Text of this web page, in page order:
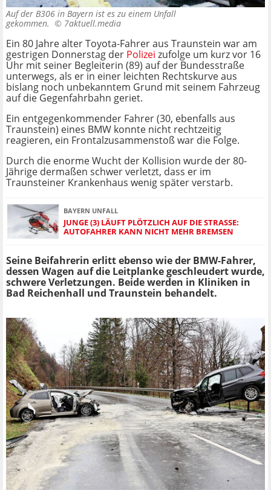
Auf der B306 in Bayern ist es zu einem Unfall
gekommen. © 7aktuell.media
Ein 80 Jahre alter Toyota-Fahrer aus Traunstein war am
gestrigen Donnerstag der Polizei zufolge um kurz vor 16
Uhr mit seiner Begleiterin (89) auf der Bundesstraße
unterwegs, als er in einer leichten Rechtskurve aus
bislang noch unbekanntem Grund mit seinem Fahrzeug
auf die Gegenfahrbahn geriet.
Ein entgegenkommender Fahrer (30, ebenfalls aus
Traunstein) eines BMW konnte nicht rechtzeitig
reagieren, ein Frontalzusammenstoß war die Folge.
Durch die enorme Wucht der Kollision wurde der 80-
Jährige dermaßen schwer verletzt, dass er im
Traunsteiner Krankenhaus wenig später verstarb.
BAYERN UNFALL
JUNGE (3) LÄUFT PLÖTZLICH AUF DIE STRASSE: A
UTOFAHRER KANN NICHT MEHR BREMSEN
Seine Beifahrerin erlitt ebenso wie der BMW-Fahrer,
dessen Wagen auf die Leitplanke geschleudert wurde,
schwere Verletzungen. Beide werden in Kliniken in
Bad Reichenhall und Traunstein behandelt.